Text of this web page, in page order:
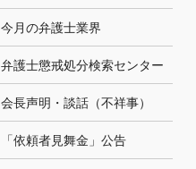
今月の弁護士業界
弁護士懲戒処分検索センター
会長声明・談話（不祥事）
「依頼者見舞金」公告